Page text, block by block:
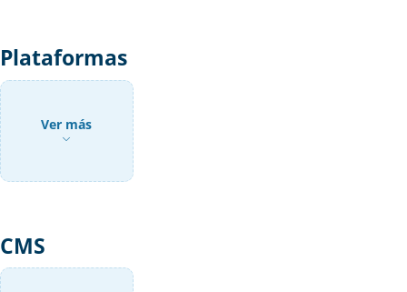
Plataformas
Ver más
CMS